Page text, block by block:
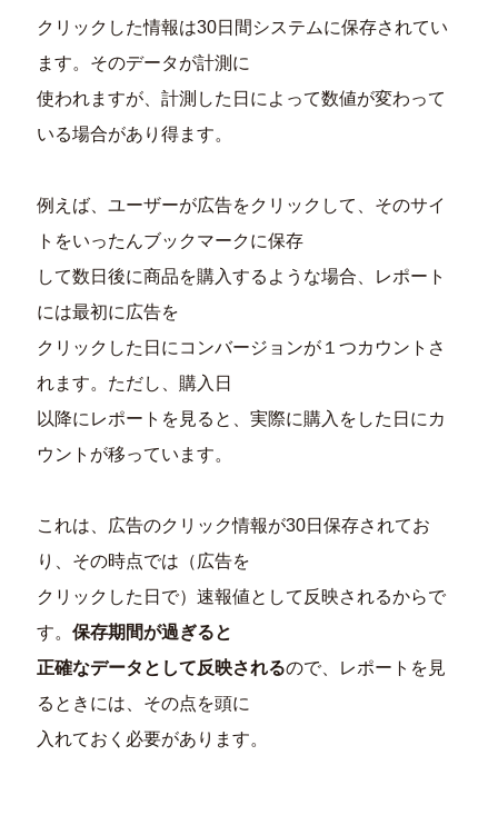
クリックした情報は30日間システムに保存されてい
ます。そのデータが計測に
使われますが、計測した日によって数値が変わって
いる場合があり得ます。
例えば、ユーザーが広告をクリックして、そのサイ
トをいったんブックマークに保存
して数日後に商品を購入するような場合、レポート
には最初に広告を
クリックした日にコンバージョンが１つカウントさ
れます。ただし、購入日
以降にレポートを見ると、実際に購入をした日にカ
ウントが移っています。
これは、広告のクリック情報が30日保存されてお
り、その時点では（広告を
クリックした日で）速報値として反映されるからで
す。保存期間が過ぎると
正確なデータとして反映されるので、レポートを見
るときには、その点を頭に
入れておく必要があります。